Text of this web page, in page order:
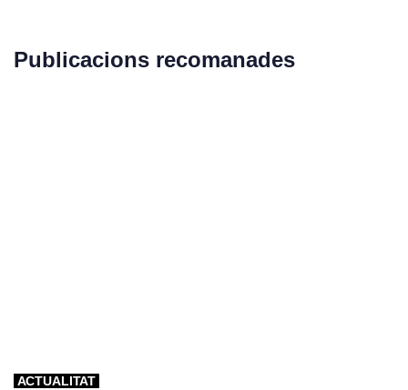
Publicacions recomanades
ACTUALITAT